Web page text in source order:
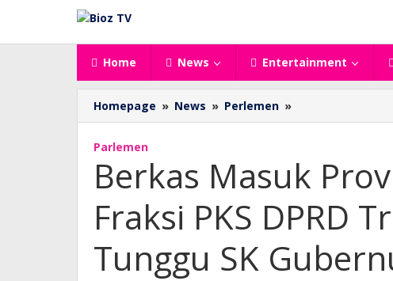
konten
Home News Entertainment
Homepage » News » Perlemen »
Masuk
PAW
Fraksi
PKS
DPRD
Tinggal
Tunggu
Parlemen
Berkas Masuk
Fraksi PKS DPRD
Tunggu SK